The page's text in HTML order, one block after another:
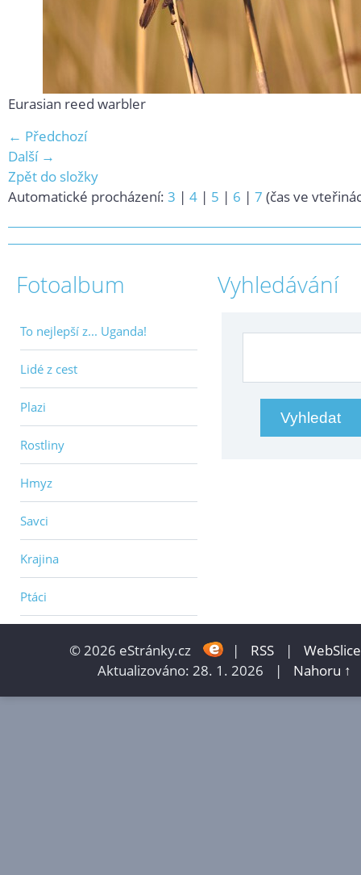
Eurasian reed warbler
← Předchozí
Další →
Zpět do složky
Automatické procházení: 3 | 4 | 5 | 6 | 7 (čas ve
Fotoalbum
To nejlepší z... Uganda!
Lidé z cest
Plazi
Rostliny
Hmyz
Savci
Krajina
Ptáci
Vyhledávání
© 2026 eStránky.cz | RSS |
WebSlice
Aktualizováno: 28. 1. 2026
| Nahoru ↑